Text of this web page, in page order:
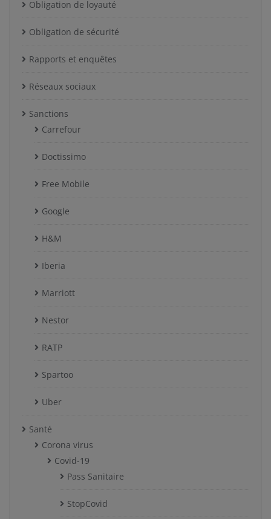
Obligation de loyauté
Obligation de sécurité
Rapports et enquêtes
Réseaux sociaux
Sanctions
Carrefour
Doctissimo
Free Mobile
Google
H&M
Iberia
Marriott
Nestor
RATP
Spartoo
Uber
Santé
Corona virus
Covid-19
Pass Sanitaire
StopCovid